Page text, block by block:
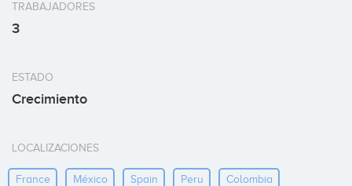
TRABAJADORES
3
ESTADO
Crecimiento
LOCALIZACIONES
France México Spain Peru Colombia